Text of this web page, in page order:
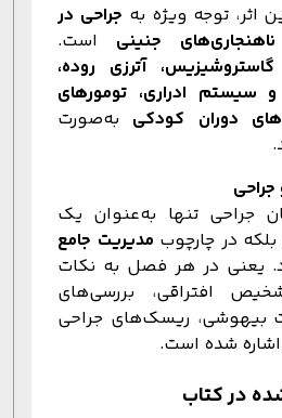
اثر، توجه ویژه به جراحی در
جنینی است.
گاستروشیزیس، آترزی روده،
سیستم ادراری، تومورهای
دوران کودکی به‌صورت
جراحی تنها به‌عنوان یک
در چارچوب مدیریت جامع
یعنی در هر فصل به نکات
افتراقی، بررسی‌های
بیهوشی، ریسک‌های جراحی
اشاره شده است.
در کتاب